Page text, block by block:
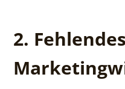
2. Fehlendes